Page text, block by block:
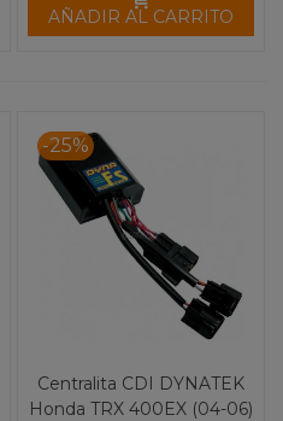
AÑADIR AL CARRITO
-25%
Centralita CDI DYNATEK
Honda TRX 400EX (04-06)